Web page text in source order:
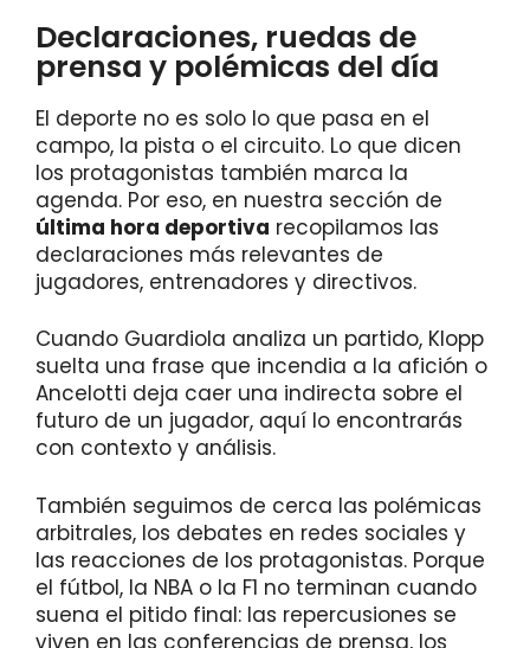
Declaraciones, ruedas de
prensa y polémicas del día
El deporte no es solo lo que pasa en el
campo, la pista o el circuito. Lo que dicen
los protagonistas también marca la
agenda. Por eso, en nuestra sección de
última hora deportiva recopilamos las
declaraciones más relevantes de
jugadores, entrenadores y directivos.
Cuando Guardiola analiza un partido, Klopp
suelta una frase que incendia a la afición o
Ancelotti deja caer una indirecta sobre el
futuro de un jugador, aquí lo encontrarás
con contexto y análisis.
También seguimos de cerca las polémicas
arbitrales, los debates en redes sociales y
las reacciones de los protagonistas. Porque
el fútbol, la NBA o la F1 no terminan cuando
suena el pitido final: las repercusiones se
viven en las conferencias de prensa, los